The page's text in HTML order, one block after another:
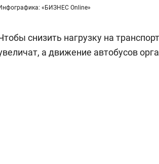
«БИЗНЕС Online»
снизить нагрузку на
а движение автобусов